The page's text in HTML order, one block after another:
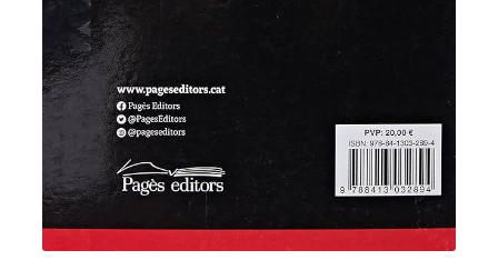
sobre nosaltres
menú